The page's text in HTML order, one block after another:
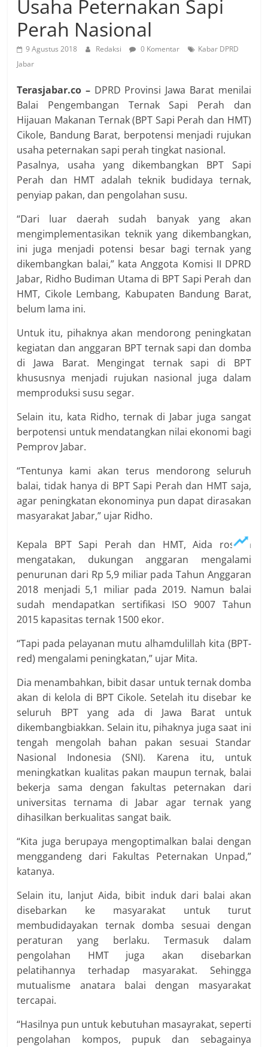
Usaha Peternakan Sapi
Perah Nasional
9 Agustus 2018 Redaksi 0 Komentar
Kabar DPRD
Jabar
Terasjabar.co – DPRD Provinsi Jawa Barat menilai
Balai Pengembangan Ternak Sapi Perah dan
Hijauan Makanan Ternak (BPT Sapi Perah dan HMT)
Cikole, Bandung Barat, berpotensi menjadi rujukan
usaha peternakan sapi perah tingkat nasional.
Pasalnya, usaha yang dikembangkan BPT Sapi
Perah dan HMT adalah teknik budidaya ternak,
penyiap pakan, dan pengolahan susu.
“Dari luar daerah sudah banyak yang akan
mengimplementasikan teknik yang dikembangkan,
ini juga menjadi potensi besar bagi ternak yang
dikembangkan balai,” kata Anggota Komisi II DPRD
Jabar, Ridho Budiman Utama di BPT Sapi Perah dan
HMT, Cikole Lembang, Kabupaten Bandung Barat,
belum lama ini.
Untuk itu, pihaknya akan mendorong peningkatan
kegiatan dan anggaran BPT ternak sapi dan domba
di Jawa Barat. Mengingat ternak sapi di BPT
khususnya menjadi rujukan nasional juga dalam
memproduksi susu segar.
Selain itu, kata Ridho, ternak di Jabar juga sangat
berpotensi untuk mendatangkan nilai ekonomi bagi
Pemprov Jabar.
“Tentunya kami akan terus mendorong seluruh
balai, tidak hanya di BPT Sapi Perah dan HMT saja,
agar peningkatan ekonominya pun dapat dirasakan
masyarakat Jabar,” ujar Ridho.
Kepala BPT Sapi Perah dan HMT, Aida rosana
mengatakan, dukungan anggaran mengalami
penurunan dari Rp 5,9 miliar pada Tahun Anggaran
2018 menjadi 5,1 miliar pada 2019. Namun balai
sudah mendapatkan sertifikasi ISO 9007 Tahun
2015 kapasitas ternak 1500 ekor.
“Tapi pada pelayanan mutu alhamdulillah kita (BPT-
red) mengalami peningkatan,” ujar Mita.
Dia menambahkan, bibit dasar untuk ternak domba
akan di kelola di BPT Cikole. Setelah itu disebar ke
seluruh BPT yang ada di Jawa Barat untuk
dikembangbiakkan. Selain itu, pihaknya juga saat ini
tengah mengolah bahan pakan sesuai Standar
Nasional Indonesia (SNI). Karena itu, untuk
meningkatkan kualitas pakan maupun ternak, balai
bekerja sama dengan fakultas peternakan dari
universitas ternama di Jabar agar ternak yang
dihasilkan berkualitas sangat baik.
“Kita juga berupaya mengoptimalkan balai dengan
menggandeng dari Fakultas Peternakan Unpad,”
katanya.
Selain itu, lanjut Aida, bibit induk dari balai akan
disebarkan ke masyarakat untuk turut
membudidayakan ternak domba sesuai dengan
peraturan yang berlaku. Termasuk dalam
pengolahan HMT juga akan disebarkan
pelatihannya terhadap masyarakat. Sehingga
mutualisme anatara balai dengan masyarakat
tercapai.
“Hasilnya pun untuk kebutuhan masayrakat, seperti
pengolahan kompos, pupuk dan sebagainya